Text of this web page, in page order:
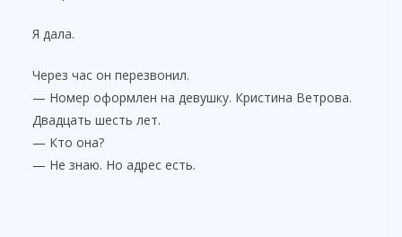
Я дала.
Через час он перезвонил.
— Номер оформлен на девушку. Кристина Ветрова.
Двадцать шесть лет.
— Кто она?
— Не знаю. Но адрес есть.